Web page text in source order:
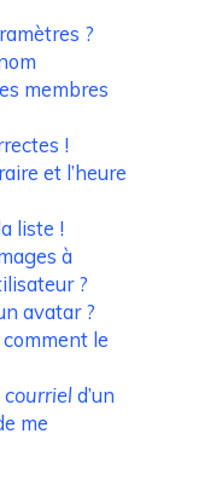
?
membres
!
et l’heure
liste !
à
?
avatar ?
le
courrield’un
me